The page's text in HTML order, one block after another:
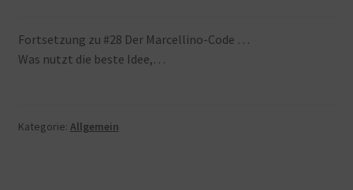
Fortsetzung zu #28 Der Marcellino-Code …
Was nutzt die beste Idee,…
Kategorie: Allgemein